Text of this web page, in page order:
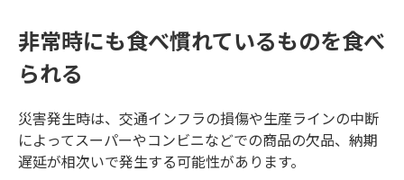
非常時にも食べ慣れているものを食べ
られる
災害発生時は、交通インフラの損傷や生産ラインの中断
によってスーパーやコンビニなどでの商品の欠品、納期
遅延が相次いで発生する可能性があります。